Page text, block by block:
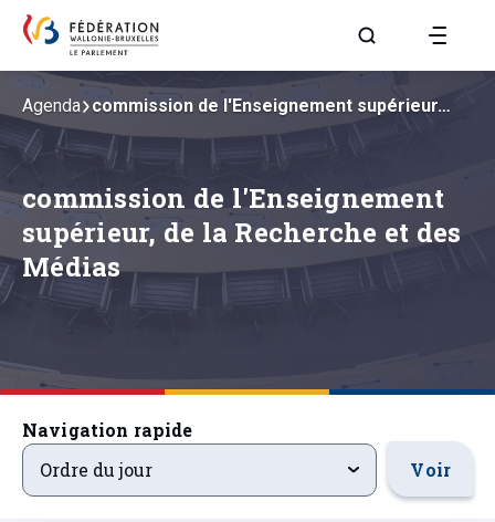
Aller à la page
commission de l'Enseignement
supérieur, de la Recherche et des
Médias
Agenda commission de l'Enseignement supérieur…
Navigation rapide
ordre-du-jour
Ordre du jour Voir